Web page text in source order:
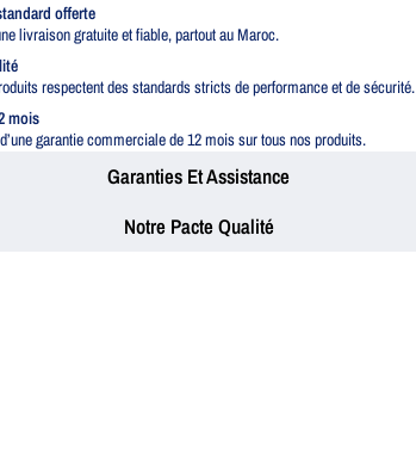
offerte
livraison gratuite et fiable, partout au Maroc.
respectent des standards stricts de performance et de sécurité.
mois
garantie commerciale de 12 mois sur tous nos produits.
Garanties Et Assistance
Notre Pacte Qualité